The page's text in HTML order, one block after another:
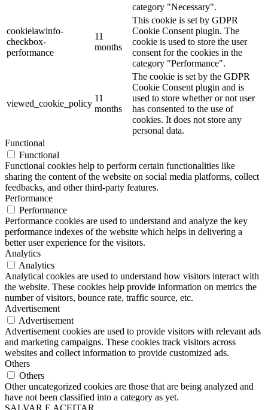
category "Necessary".
cookielawinfo-
checkbox-
performance
11
months
This cookie is set by GDPR
Cookie Consent plugin. The
cookie is used to store the user
consent for the cookies in the
category "Performance".
viewed_cookie_policy
11
months
The cookie is set by the GDPR
Cookie Consent plugin and is
used to store whether or not user
has consented to the use of
cookies. It does not store any
personal data.
Functional
Functional
Functional cookies help to perform certain functionalities like
sharing the content of the website on social media platforms, collect
feedbacks, and other third-party features.
Performance
Performance
Performance cookies are used to understand and analyze the key
performance indexes of the website which helps in delivering a
better user experience for the visitors.
Analytics
Analytics
Analytical cookies are used to understand how visitors interact with
the website. These cookies help provide information on metrics the
number of visitors, bounce rate, traffic source, etc.
Advertisement
Advertisement
Advertisement cookies are used to provide visitors with relevant ads
and marketing campaigns. These cookies track visitors across
websites and collect information to provide customized ads.
Others
Others
Other uncategorized cookies are those that are being analyzed and
have not been classified into a category as yet.
SALVAR E ACEITAR